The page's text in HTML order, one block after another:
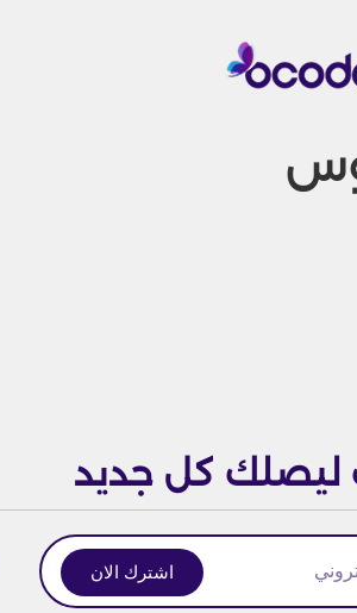
ليصلك كل جديد
اشترك الان